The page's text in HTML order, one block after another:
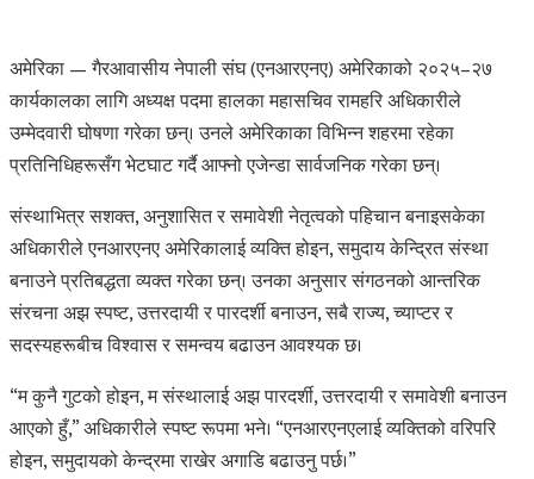
अमेरिका — गैरआवासीय नेपाली संघ (एनआरएनए) अमेरिकाको २०२५–२७
कार्यकालका लागि अध्यक्ष पदमा हालका महासचिव रामहरि अधिकारीले
उम्मेदवारी घोषणा गरेका छन्। उनले अमेरिकाका विभिन्न शहरमा रहेका
प्रतिनिधिहरूसँग भेटघाट गर्दै आफ्नो एजेन्डा सार्वजनिक गरेका छन्।
संस्थाभित्र सशक्त, अनुशासित र समावेशी नेतृत्वको पहिचान बनाइसकेका
अधिकारीले एनआरएनए अमेरिकालाई व्यक्ति होइन, समुदाय केन्द्रित संस्था
बनाउने प्रतिबद्धता व्यक्त गरेका छन्। उनका अनुसार संगठनको आन्तरिक
संरचना अझ स्पष्ट, उत्तरदायी र पारदर्शी बनाउन, सबै राज्य, च्याप्टर र
सदस्यहरूबीच विश्वास र समन्वय बढाउन आवश्यक छ।
“म कुनै गुटको होइन, म संस्थालाई अझ पारदर्शी, उत्तरदायी र समावेशी बनाउन
आएको हुँ,” अधिकारीले स्पष्ट रूपमा भने। “एनआरएनएलाई व्यक्तिको वरिपरि
होइन, समुदायको केन्द्रमा राखेर अगाडि बढाउनु पर्छ।”